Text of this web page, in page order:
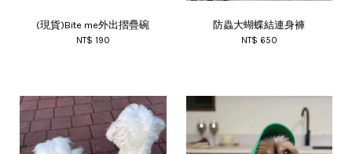
(現貨)Bite me外出摺疊碗
NT$ 190
防蟲大蝴蝶結連身褲
NT$ 650